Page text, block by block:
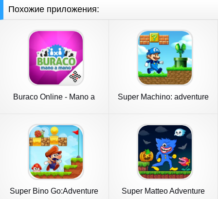
Похожие приложения:
Buraco Online - Mano a
Super Machino: adventure
Super Bino Go:Adventure
Super Matteo Adventure